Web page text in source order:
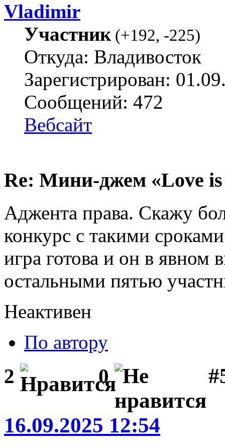
Vladimir
Участник(+192, -225)
Откуда: Владивосток
Зарегистрирован:
Сообщений: 472
Вебсайт
Re: Мини-джем «Love is
Аджента права. Скажу
конкурс с такими
игра готова и он в
остальными пятью
Неактивен
По автору
2 0
16.09.2025 12:54